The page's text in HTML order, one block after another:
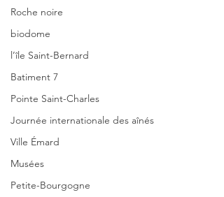
Roche noire
biodome
l’île Saint-Bernard
Batiment 7
Pointe Saint-Charles
Journée internationale des aînés
Ville Émard
Musées
Petite-Bourgogne